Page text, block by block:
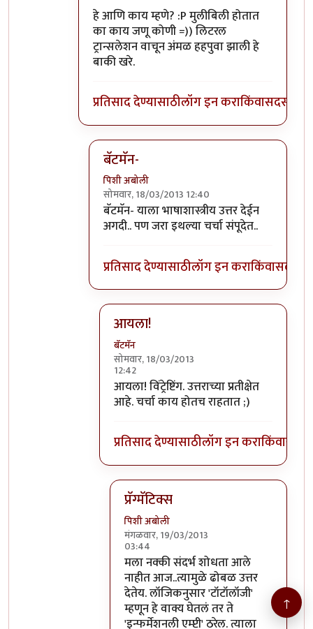
हे आणि काय म्हणे? :P मुलीबिली होतात
का काय जणू कोणी =)) लिटरल
ट्रान्सलेशन वाचून अंमळ हहपुवा झाली हे
बाकी खरे.
प्रतिसाद देण्यासाठीलॉग इन कराकिंवासदस्य व्हा
बॅटमॅन-
पिशी अबोली
सोमवार, 18/03/2013 12:40
In reply toबाकी ठीक आहे पणbyबॅटमॅन
बॅटमॅन- याला भाषाशास्त्रीय उत्तर देईन
अगदी.. पण जरा इथल्या चर्चा संपूदेत..
प्रतिसाद देण्यासाठीलॉग इन कराकिंवासदस्य
आयला!
बॅटमॅन
सोमवार, 18/03/2013
12:42
In reply toबॅटमॅन-byपिशी अबोली
आयला! विंट्रेष्टिंग. उत्तराच्या प्रतीक्षेत
आहे. चर्चा काय होतच राहतात ;)
प्रतिसाद देण्यासाठीलॉग इन कराकिंवा
प्रॅग्मॅटिक्स
पिशी अबोली
मंगळवार, 19/03/2013
03:44
In reply toआयला!byबॅटमॅन
मला नक्की संदर्भ शोधता आले
नाहीत आज..त्यामुळे ढोबळ उत्तर
देतेय. लॉजिकनुसार 'टॉटॉलॉजी'
म्हणून हे वाक्य घेतलं तर ते
'इन्फर्मेशनली एम्प्टी' ठरेल. त्याला
↑